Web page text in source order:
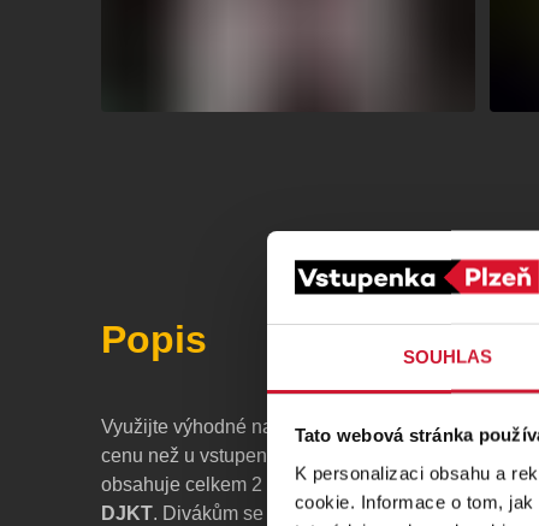
SOUHLAS
Tato webová stránka
K personalizaci obsahu a
cookie. Informace o tom,
Popis
Využijte výhodné nabídky předplatného, s kterým
cenu než u vstupenek na jednotlivé představení.
obsahuje celkem 2 pevně zařazená představení na
DJKT. Divákům se představí činohraPravdaa